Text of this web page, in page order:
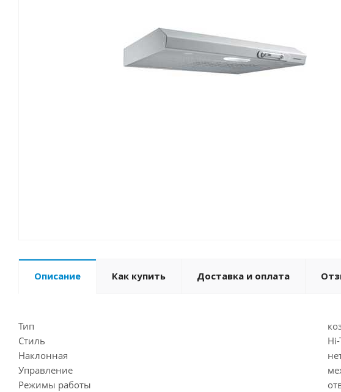
Описание Как купить Доставка и оплата
Тип
Стиль
Hi-
Наклонная
Управление
Режимы работы